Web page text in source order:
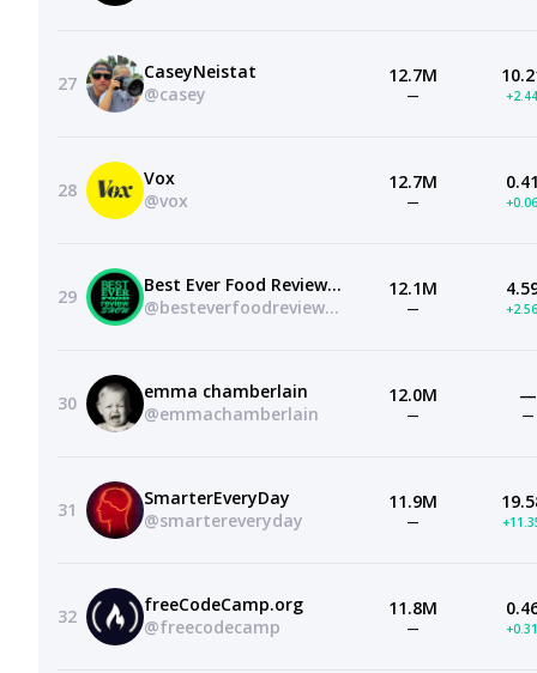
27
CaseyNeistat
@casey
12.7M
—
28
Vox
@vox
12.7M
—
29
Best Ever Food Review Show
@besteverfoodreviewshow
12.1M
—
30
emma chamberlain
@emmachamberlain
12.0M
—
—
—
31
SmarterEveryDay
@smartereveryday
11.9M
—
32
freeCodeCamp.org
@freecodecamp
11.8M
—